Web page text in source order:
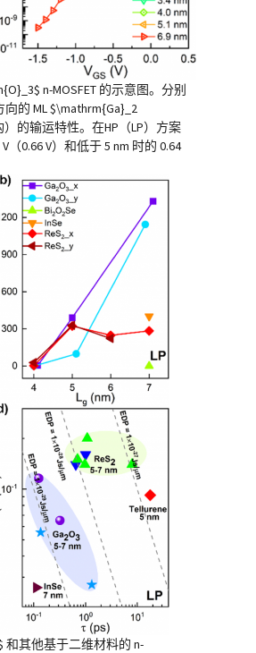
n-MOSFET 的示意图。分别
的 ML $\mathrm{Ga}_2
）的输运特性。在HP（LP）方案
（0.66 V）和低于 5 nm 时的 0.64
和其他基于二维材料的 n-